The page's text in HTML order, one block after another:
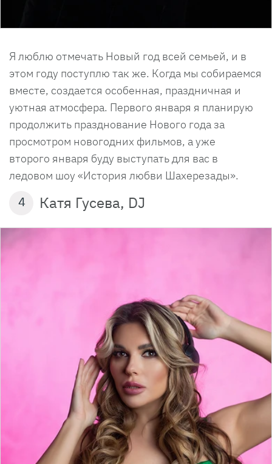
Я люблю отмечать Новый год всей семьей, и в
этом году поступлю так же. Когда мы собираемся
вместе, создается особенная, праздничная и
уютная атмосфера. Первого января я планирую
продолжить празднование Нового года за
просмотром новогодних фильмов, а уже
второго января буду выступать для вас в
ледовом шоу «История любви Шахерезады».
4 Катя Гусева, DJ